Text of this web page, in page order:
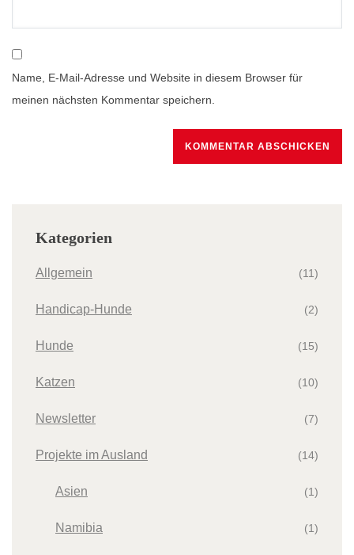
Name, E-Mail-Adresse und Website in diesem Browser für
meinen nächsten Kommentar speichern.
Kategorien
Allgemein (11)
Handicap-Hunde (2)
Hunde (15)
Katzen (10)
Newsletter (7)
Projekte im Ausland (14)
Asien (1)
Namibia (1)